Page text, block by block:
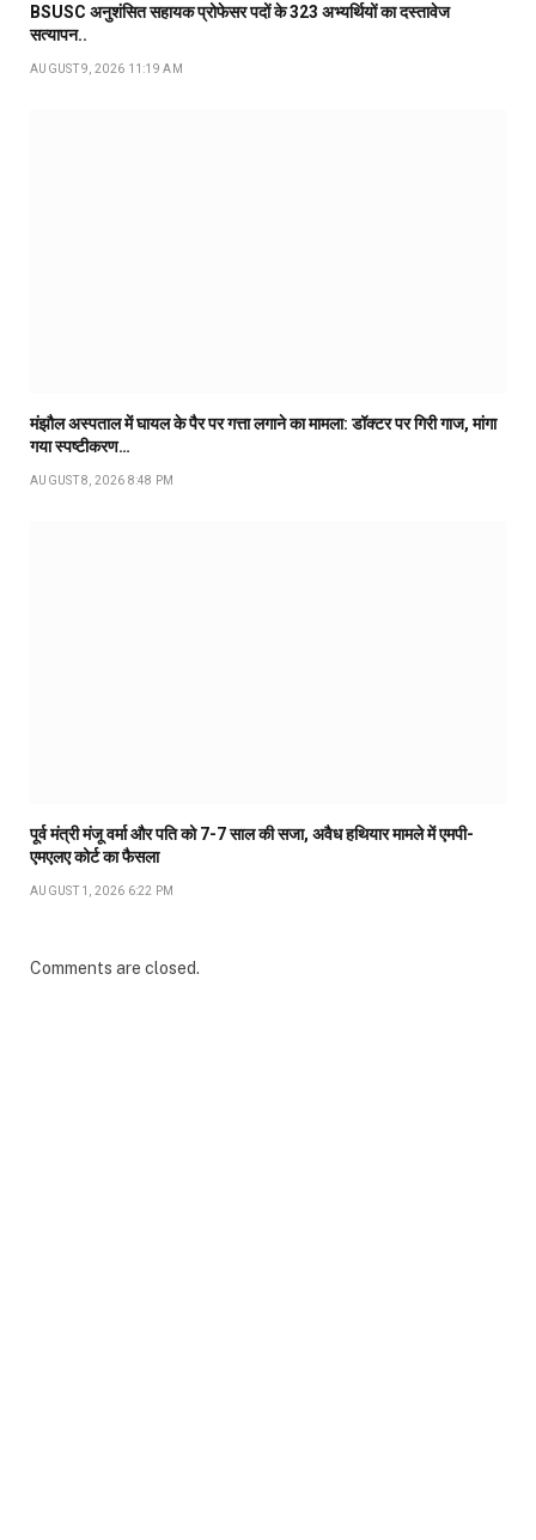
BSUSC अनुशंसित सहायक प्रोफेसर पदों के 323 अभ्यर्थियों का दस्तावेज
सत्यापन..
AUGUST 9, 2026 11:19 AM
मंझौल अस्पताल में घायल के पैर पर गत्ता लगाने का मामला: डॉक्टर पर गिरी गाज, मांगा
गया स्पष्टीकरण…
AUGUST 8, 2026 8:48 PM
पूर्व मंत्री मंजू वर्मा और पति को 7-7 साल की सजा, अवैध हथियार मामले में एमपी-
एमएलए कोर्ट का फैसला
AUGUST 1, 2026 6:22 PM
Comments are closed.